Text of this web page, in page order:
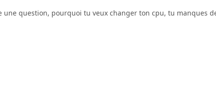
une question, pourquoi tu veux changer ton cpu, tu manques